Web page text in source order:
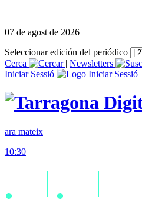
07 de agost de 2026
Seleccionar edición del periódico
Cerca
| Newsletters
Iniciar Sessió
ara mateix
10:30